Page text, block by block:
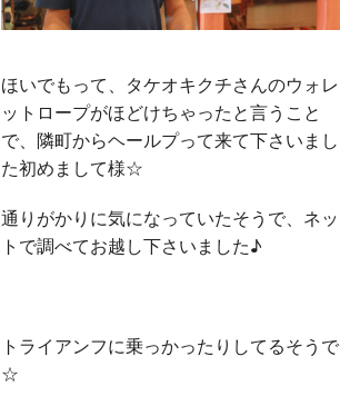
ほいでもって、タケオキクチさんのウォレ
ットロープがほどけちゃったと言うこと
で、隣町からヘールプって来て下さいまし
た初めまして様☆
通りがかりに気になっていたそうで、ネッ
トで調べてお越し下さいました♪
トライアンフに乗っかったりしてるそうで
☆